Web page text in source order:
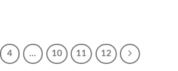
4 … 10 11 12